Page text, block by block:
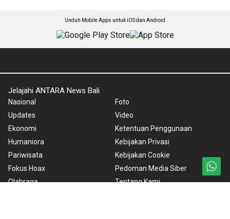
Unduh Mobile Apps untuk iOS dan Android
Jelajahi ANTARA News Bali
Nasional
Updates
Ekonomi
Humaniora
Pariwisata
Fokus Hoax
Olahraga
Foto
Video
Ketentuan Penggunaan
Kebijakan Privasi
Kebijakan Cookie
Pedoman Media Siber
Tentang Kami